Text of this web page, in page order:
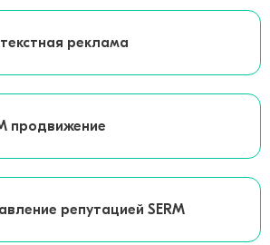
реклама
продвижение
репутацией SERM